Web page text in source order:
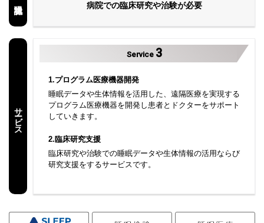
病院での臨床研究や治験が必要
サービス
Service 3
1.プログラム医療機器開発
睡眠データや生体情報を活用した、遠隔医療を実現する
プログラム医療機器を開発し患者とドクターをサポート
していきます。
2.臨床研究支援
臨床研究や治験での睡眠データや生体情報の活用ならび
研究支援をするサービスです。